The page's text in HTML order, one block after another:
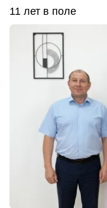
11 лет в поле